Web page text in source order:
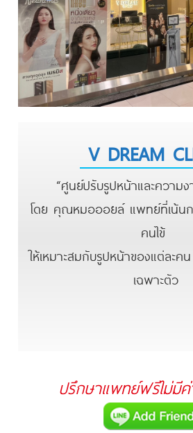
V DREAM
“ศูนย์ปรับรูปหน้าและความ
โดย คุณหมอออยล์ แพทย์ที่เน้น
คนไข้
ให้เหมาะสมกับรูปหน้าของแต่ละคน
เฉพาะตัว
ปรึกษาแพทย์ฟรีไม่มีค่